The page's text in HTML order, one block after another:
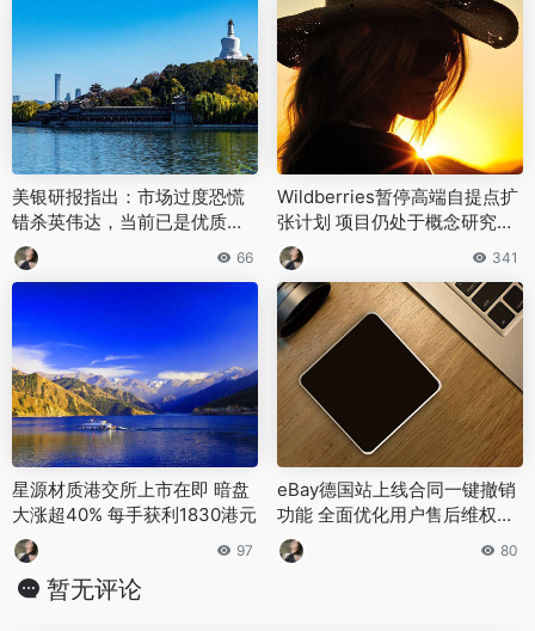
美银研报指出：市场过度恐慌
错杀英伟达，当前已是优质买
入窗口
66
Wildberries暂停高端自提点扩
张计划 项目仍处于概念研究阶
段
341
星源材质港交所上市在即 暗盘
大涨超40% 每手获利1830港元
97
eBay德国站上线合同一键撤销
功能 全面优化用户售后维权体
验
80
暂无评论